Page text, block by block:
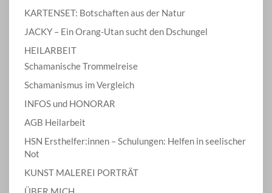
KARTENSET: Botschaften aus der Natur
JACKY – Ein Orang-Utan sucht den Dschungel
HEILARBEIT
Schamanische Trommelreise
Schamanismus im Vergleich
INFOS und HONORAR
AGB Heilarbeit
HSN Ersthelfer:innen – Schulungen: Helfen in seelischer
Not
KUNST MALEREI PORTRÄT